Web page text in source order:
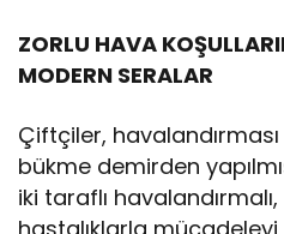
ZORLU HAVA
MODERN SERALAR
Çiftçiler,
bükme demirden
iki taraflı